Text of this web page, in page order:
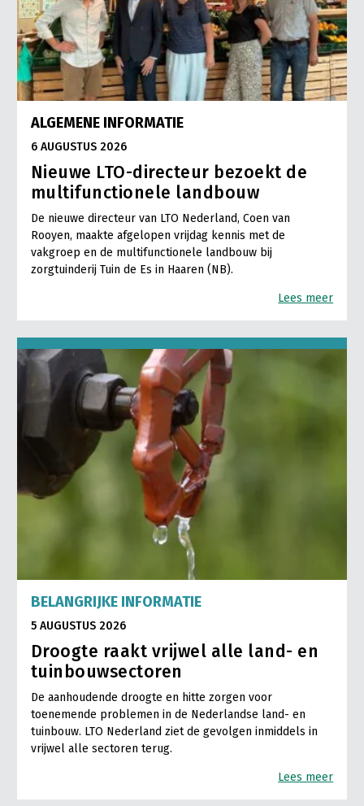
ALGEMENE INFORMATIE
6 AUGUSTUS 2026
Nieuwe LTO-directeur bezoekt de
multifunctionele landbouw
De nieuwe directeur van LTO Nederland, Coen van
Rooyen, maakte afgelopen vrijdag kennis met de
vakgroep en de multifunctionele landbouw bij
zorgtuinderij Tuin de Es in Haaren (NB).
Lees meer
BELANGRIJKE INFORMATIE
5 AUGUSTUS 2026
Droogte raakt vrijwel alle land- en
tuinbouwsectoren
De aanhoudende droogte en hitte zorgen voor
toenemende problemen in de Nederlandse land- en
tuinbouw. LTO Nederland ziet de gevolgen inmiddels in
vrijwel alle sectoren terug.
Lees meer